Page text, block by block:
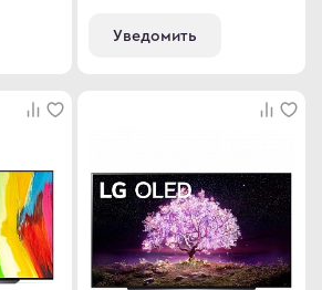
Уведомить